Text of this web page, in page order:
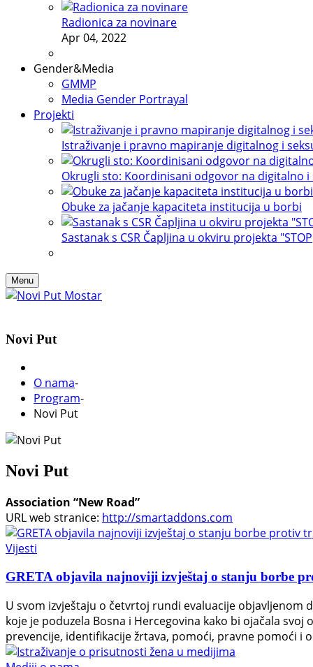
Radionica za novinare
Apr 04, 2022
Gender&Media
GMMP
Media Gender Portrayal
Projekti
Istraživanje i pravno mapiranje digitalnog i
Okrugli sto: Koordinisani odgovor na digitalno i
Obuke za jačanje kapaciteta institucija u borbi
Sastanak s CSR Čapljina u okviru projekta "STOP
Menu
Novi Put
O nama-
Program-
Novi Put
Novi Put
Association “New Road”
URL web stranice: http://smartaddons.com
Vijesti
GRETA objavila najnoviji izvještaj o stanju borbe
U svom izvještaju o četvrtoj rundi evaluacije objavljenom
koje je poduzela Bosna i Hercegovina kako bi ojačala
prevencije, identifikacije žrtava, pomoći, pravne pomoći i